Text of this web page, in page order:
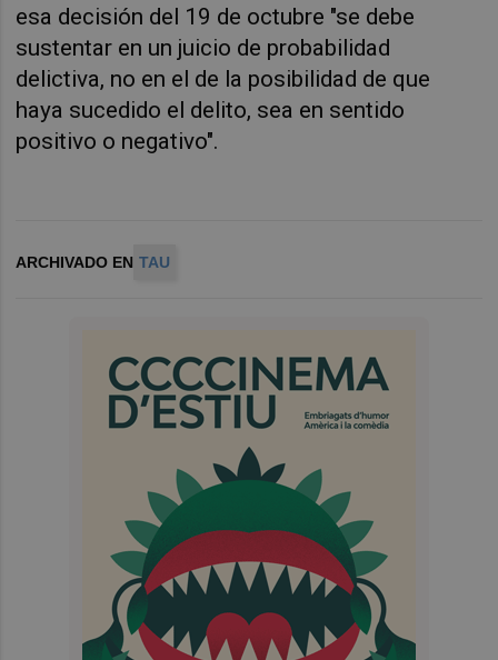
esa decisión del 19 de octubre "se debe
sustentar en un juicio de probabilidad
delictiva, no en el de la posibilidad de que
haya sucedido el delito, sea en sentido
positivo o negativo".
ARCHIVADO EN TAU